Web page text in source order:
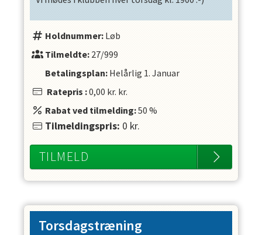
Holdnummer: Løb
Tilmeldte:27/999
Betalingsplan: Helårlig 1. Januar
Ratepris :0,00 kr. kr.
Rabat ved tilmelding:50 %
Tilmeldingspris: 0 kr.
TILMELD
Torsdagstræning